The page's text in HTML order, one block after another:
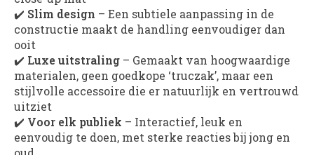
✔️ Slim design – Een subtiele aanpassing in de
constructie maakt de handling eenvoudiger dan
ooit
✔️ Luxe uitstraling – Gemaakt van hoogwaardige
materialen, geen goedkope ‘truczak’, maar een
stijlvolle accessoire die er natuurlijk en vertrouwd
uitziet
✔️ Voor elk publiek – Interactief, leuk en
eenvoudig te doen, met sterke reacties bij jong en